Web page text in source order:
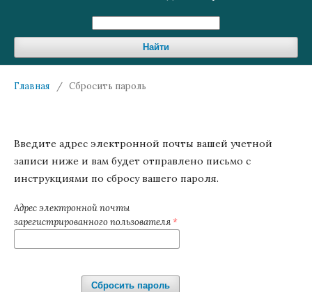
Найти
Главная / Сбросить пароль
Введите адрес электронной почты вашей учетной
записи ниже и вам будет отправлено письмо с
инструкциями по сбросу вашего пароля.
Адрес электронной почты
зарегистрированного пользователя*
Сбросить пароль